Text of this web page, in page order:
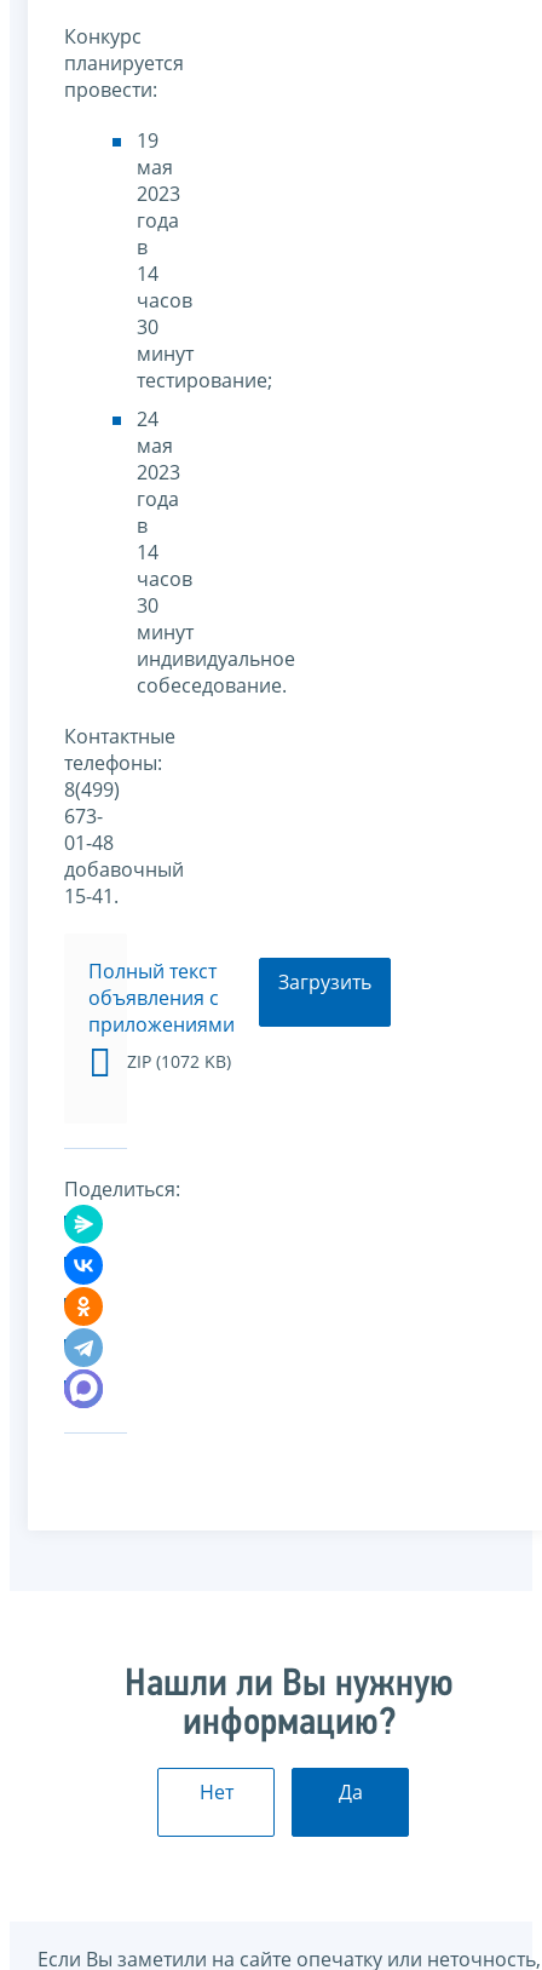
Конкурс
планируется
провести:
19
мая
2023
года
в
14
часов
30
минут
тестирование;
24
мая
2023
года
в
14
часов
30
минут
индивидуальное
собеседование.
Контактные
телефоны:
8(499)
673-
01-48
добавочный
15-41.
Полный текст
объявления с
приложениями
ZIP (1072 KB)
Загрузить
Поделиться:
Нашли ли Вы нужную
информацию?
Нет Да
Если Вы заметили на сайте опечатку или неточность,